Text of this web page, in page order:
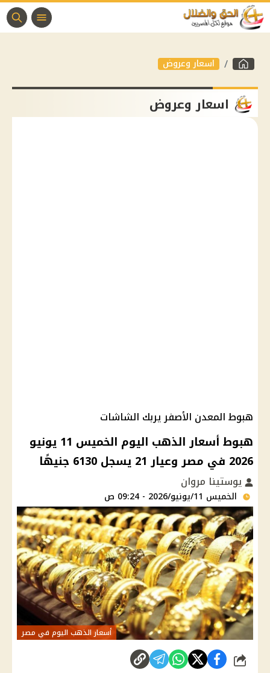
اسعار وعروض
اسعار وعروض
هبوط المعدن الأصفر يربك الشاشات
هبوط أسعار الذهب اليوم الخميس 11 يونيو
2026 في مصر وعيار 21 يسجل 6130 جنيهًا
يوستينا مروان
الخميس 11/يونيو/2026 - 09:24 ص
أسعار الذهب اليوم في مصر
شارك